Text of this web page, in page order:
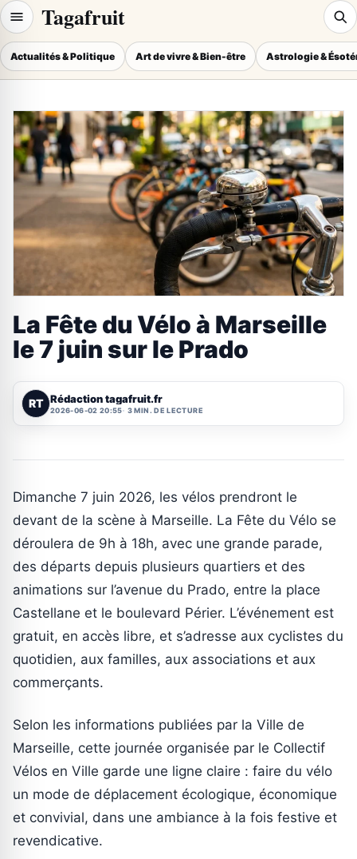
Tagafruit
Actualités & Politique Art de vivre & Bien-être Astrologie &
La Fête du Vélo à Marseille
le 7 juin sur le Prado
RT Rédaction tagafruit.fr
2026-06-02 20:55 3 MIN. DE LECTURE
Dimanche 7 juin 2026, les vélos prendront le
devant de la scène à Marseille. La Fête du Vélo se
déroulera de 9h à 18h, avec une grande parade,
des départs depuis plusieurs quartiers et des
animations sur l’avenue du Prado, entre la place
Castellane et le boulevard Périer. L’événement est
gratuit, en accès libre, et s’adresse aux cyclistes du
quotidien, aux familles, aux associations et aux
commerçants.
Selon les informations publiées par la Ville de
Marseille, cette journée organisée par le Collectif
Vélos en Ville garde une ligne claire : faire du vélo
un mode de déplacement écologique, économique
et convivial, dans une ambiance à la fois festive et
revendicative.